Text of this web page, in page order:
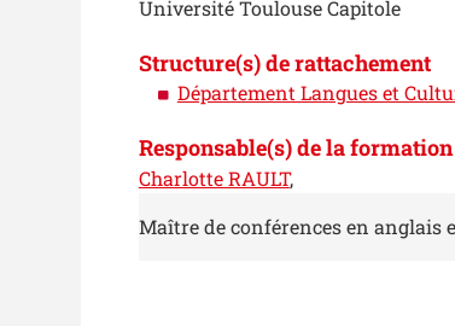
Université Toulouse Capitole
Structure(s) de rattachement
Département Langues et
Responsable(s) de la formation
Charlotte RAULT,
Maître de conférences en